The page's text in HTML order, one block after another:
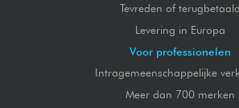
Tevreden of terugbetaald
Levering in Europa
Voor professionelen
Intragemeenschappelijke
Meer dan 700 merken